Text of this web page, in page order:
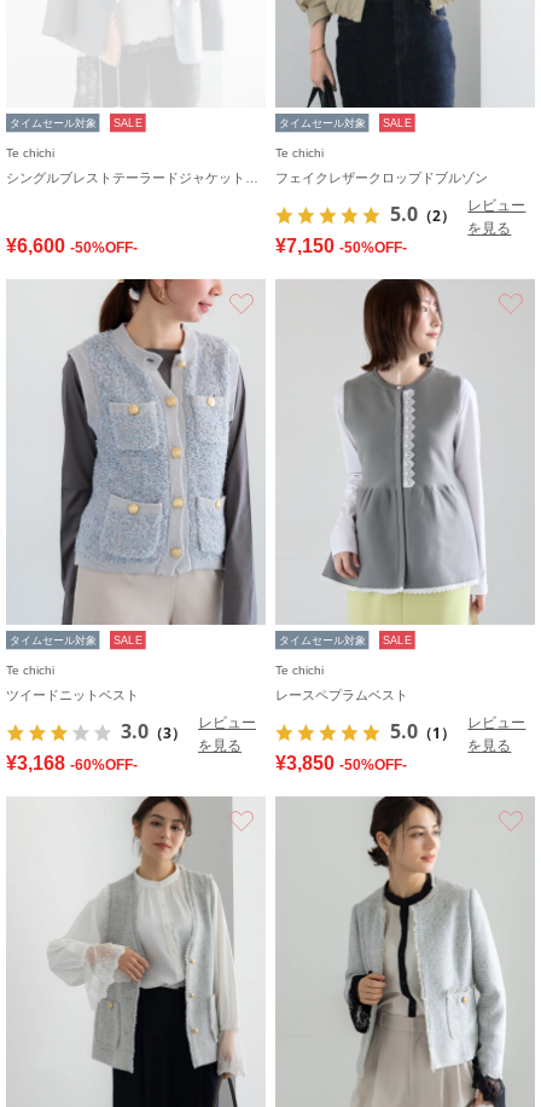
タイムセール対象 SALE
Te chichi
¥6,600 -50%OFF-
タイムセール対象 SALE
Te chichi
フェイクレザークロップドブルゾン
5.0 （2）
レビュー
を見る
¥7,150 -50%OFF-
タイムセール対象 SALE
Te chichi
ツイードニットベスト
3.0 （3）
レビュー
を見る
¥3,168 -60%OFF-
タイムセール対象 SALE
Te chichi
レースペプラムベスト
5.0 （1）
レビュー
を見る
¥3,850 -50%OFF-